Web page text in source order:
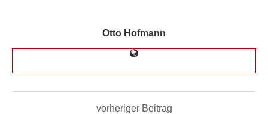
Otto Hofmann
vorheriger Beitrag